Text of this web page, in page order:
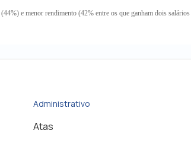
e menor rendimento (42% entre os que ganham dois salários
Administrativo
Atas